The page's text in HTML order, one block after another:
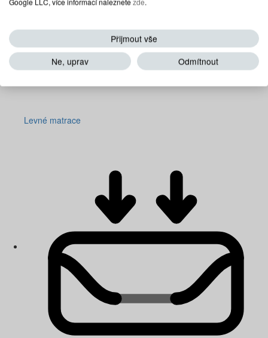
Levné matrace
Přijmout vše
Ne, uprav
Odmítnout